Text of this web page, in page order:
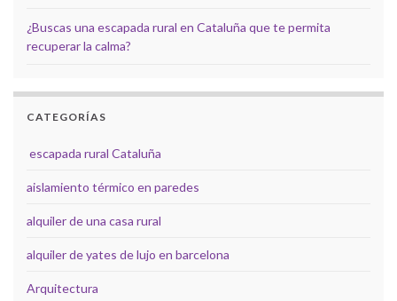
¿Buscas una escapada rural en Cataluña que te permita
recuperar la calma?
CATEGORÍAS
escapada rural Cataluña
aislamiento térmico en paredes
alquiler de una casa rural
alquiler de yates de lujo en barcelona
Arquitectura